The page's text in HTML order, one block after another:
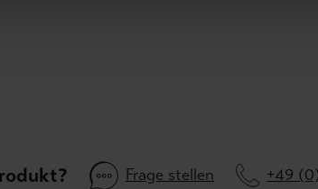
Frage stellen +49